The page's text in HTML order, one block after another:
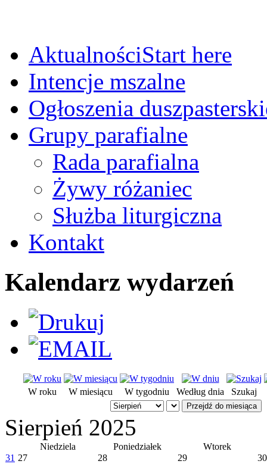
AktualnościStart here
Intencje mszalne
Ogłoszenia
Grupy parafialne
Rada parafialna
Żywy różaniec
Służba liturgiczna
Kontakt
Kalendarz wydarzeń
W roku W miesiącu W tygodniu Według dnia Szukaj
Przejdź do miesiąca
Sierpień 2025
Niedziela Poniedziałek
Wtorek
31 27 28 29
30